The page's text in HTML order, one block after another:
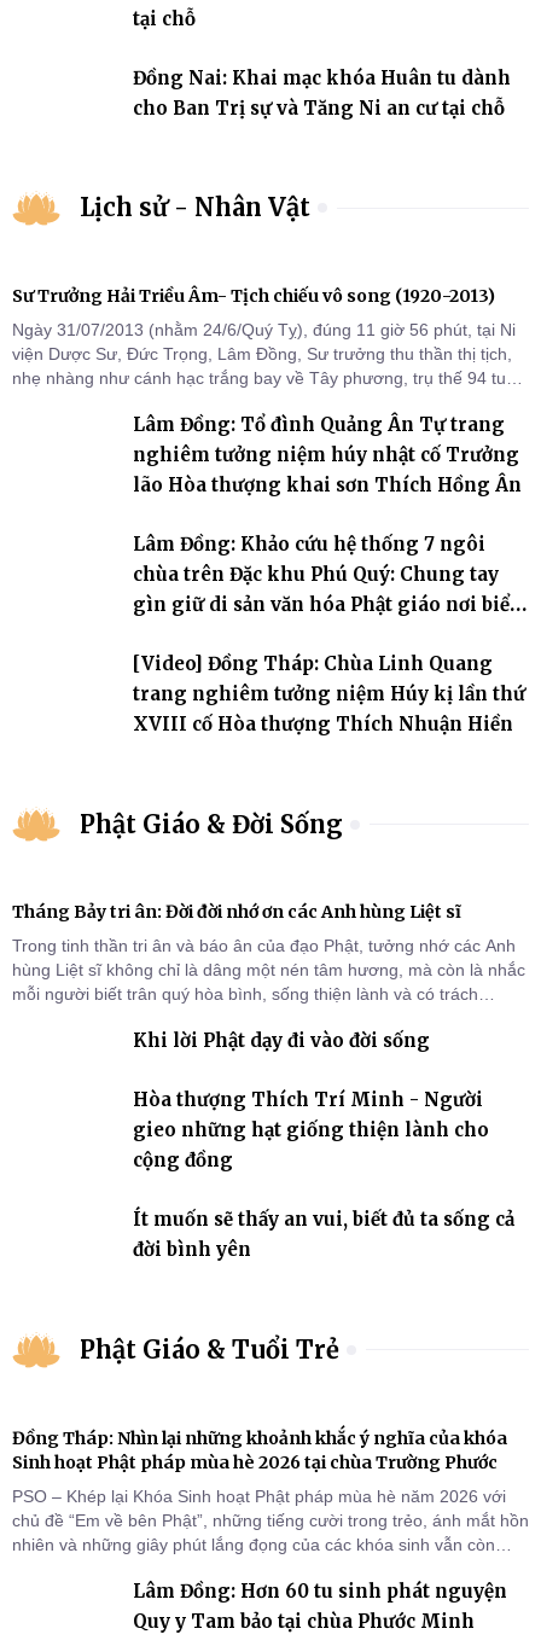
tại chỗ
Đồng Nai: Khai mạc khóa Huân tu dành
cho Ban Trị sự và Tăng Ni an cư tại chỗ
Lịch sử - Nhân Vật
Sư Trưởng Hải Triều Âm- Tịch chiếu vô song (1920-2013)
Ngày 31/07/2013 (nhằm 24/6/Quý Tỵ), đúng 11 giờ 56 phút, tại Ni
viện Dược Sư, Đức Trọng, Lâm Đồng, Sư trưởng thu thần thị tịch,
nhẹ nhàng như cánh hạc trắng bay về Tây phương, trụ thế 94 tuổi
Lâm Đồng: Tổ đình Quảng Ân Tự trang
nghiêm tưởng niệm húy nhật cố Trưởng
lão Hòa thượng khai sơn Thích Hồng Ân
Lâm Đồng: Khảo cứu hệ thống 7 ngôi
chùa trên Đặc khu Phú Quý: Chung tay
gìn giữ di sản văn hóa Phật giáo nơi biển
[Video] Đồng Tháp: Chùa Linh Quang
trang nghiêm tưởng niệm Húy kị lần thứ
XVIII cố Hòa thượng Thích Nhuận Hiền
Phật Giáo & Đời Sống
Tháng Bảy tri ân: Đời đời nhớ ơn các Anh hùng Liệt sĩ
Trong tinh thần tri ân và báo ân của đạo Phật, tưởng nhớ các Anh
hùng Liệt sĩ không chỉ là dâng một nén tâm hương, mà còn là nhắc
mỗi người biết trân quý hòa bình, sống thiện lành và có trách
Khi lời Phật dạy đi vào đời sống
Hòa thượng Thích Trí Minh - Người
gieo những hạt giống thiện lành cho
cộng đồng
Ít muốn sẽ thấy an vui, biết đủ ta sống cả
đời bình yên
Phật Giáo & Tuổi Trẻ
Đồng Tháp: Nhìn lại những khoảnh khắc ý nghĩa của khóa
Sinh hoạt Phật pháp mùa hè 2026 tại chùa Trường Phước
PSO – Khép lại Khóa Sinh hoạt Phật pháp mùa hè năm 2026 với
chủ đề “Em về bên Phật”, những tiếng cười trong trẻo, ánh mắt hồn
nhiên và những giây phút lắng đọng của các khóa sinh vẫn còn
Tháp). Những tuần tu học ngắn ngủi nhưng đã trở thành hành
trang quý báu, gieo những hạt giống thiện l
Lâm Đồng: Hơn 60 tu sinh phát nguyện
Quy y Tam bảo tại chùa Phước Minh